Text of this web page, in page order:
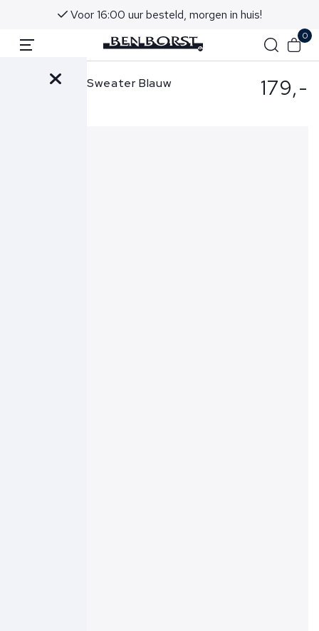
Voor 16:00 uur besteld, morgen in huis!
0
Ralph Lauren Sweater Blauw 179,-